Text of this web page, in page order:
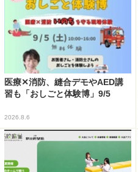
医療✕消防、縫合デモやAED講
習も「おしごと体験博」9/5
2026.8.6